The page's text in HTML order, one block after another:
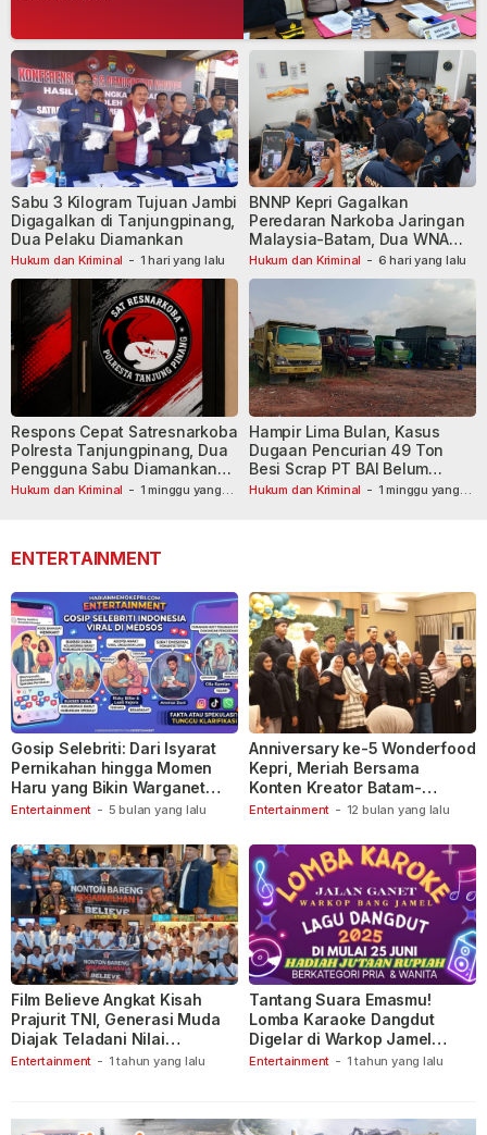
Hukum dan Kriminal - 1 hari yang lalu
Sabu 3 Kilogram Tujuan Jambi
Digagalkan di Tanjungpinang,
Dua Pelaku Diamankan
Hukum dan Kriminal - 6 hari yang lalu
BNNP Kepri Gagalkan
Peredaran Narkoba Jaringan
Malaysia-Batam, Dua WNA
Masih Diburu
Hukum dan Kriminal - 1 minggu yang
Respons Cepat Satresnarkoba
Polresta Tanjungpinang, Dua
Pengguna Sabu Diamankan
Usai Dilaporkan ke Call Center
Hukum dan Kriminal - 1 minggu yang
Hampir Lima Bulan, Kasus
Dugaan Pencurian 49 Ton
Besi Scrap PT BAI Belum
Tetapkan Tersangka
ENTERTAINMENT
Entertainment - 5 bulan yang lalu
Gosip Selebriti: Dari Isyarat
Pernikahan hingga Momen
Haru yang Bikin Warganet
Berspekulasi
Entertainment - 12 bulan yang lalu
Anniversary ke-5 Wonderfood
Kepri, Meriah Bersama
Konten Kreator Batam-
Tanjungpinang
Entertainment - 1 tahun yang lalu
Film Believe Angkat Kisah
Prajurit TNI, Generasi Muda
Diajak Teladani Nilai
Keberanian
Entertainment - 1 tahun yang lalu
Tantang Suara Emasmu!
Lomba Karaoke Dangdut
Digelar di Warkop Jamel
Ganet